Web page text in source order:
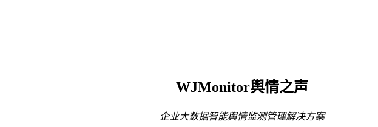
WJMonitor舆情之声
企业大数据智能舆情监测管理解决方案